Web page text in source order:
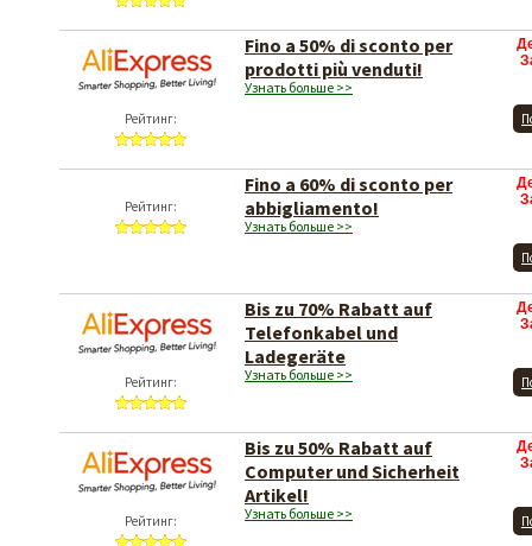
Рейтинг:
Fino a 50% di sconto per
prodotti più venduti!
Узнать больше >>
Рейтинг:
Fino a 60% di sconto per
abbigliamento!
Узнать больше >>
Рейтинг:
Bis zu 70% Rabatt auf
Telefonkabel und
Ladegeräte
Узнать больше >>
Рейтинг:
Bis zu 50% Rabatt auf
Computer und Sicherheit
Artikel!
Узнать больше >>